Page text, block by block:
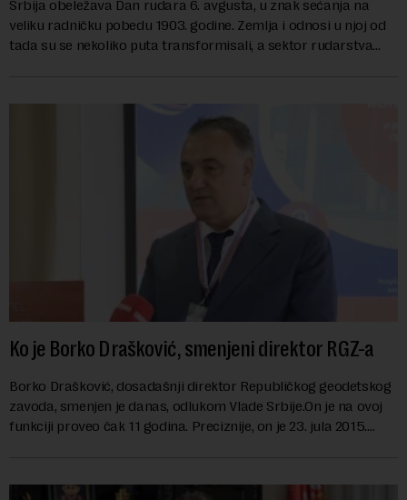
Srbija obeležava Dan rudara 6. avgusta, u znak sećanja na
veliku radničku pobedu 1903. godine. Zemlja i odnosi u njoj od
tada su se nekoliko puta transformisali, a sektor rudarstva
Ko je Borko Drašković, smenjeni direktor RGZ-a
Borko Drašković, dosadašnji direktor Republičkog geodetskog
zavoda, smenjen je danas, odlukom Vlade Srbije.On je na ovoj
funkciji proveo čak 11 godina. Preciznije, on je 23. jula 2015.